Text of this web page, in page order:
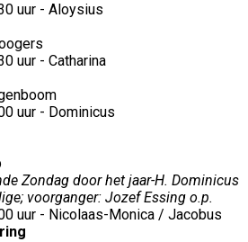
uur - Aloysius
uur - Catharina
uur - Dominicus
Zondag door het jaar-H. Dominicus
voorganger: Jozef Essing o.p.
uur - Nicolaas-Monica / Jacobus